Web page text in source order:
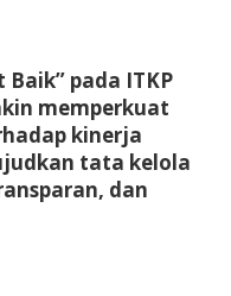
pada ITKP
memperkuat
kinerja
tata kelola
dan